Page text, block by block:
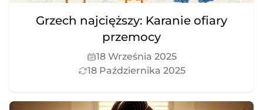
Grzech najcięższy: Karanie ofiary
przemocy
18 Września 2025
18 Października 2025